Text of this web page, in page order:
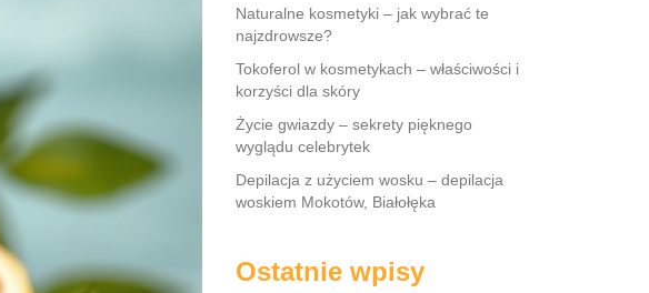
Naturalne kosmetyki – jak wybrać te
najzdrowsze?
Tokoferol w kosmetykach – właściwości i
korzyści dla skóry
Życie gwiazdy – sekrety pięknego
wyglądu celebrytek
Depilacja z użyciem wosku – depilacja
woskiem Mokotów, Białołęka
Ostatnie wpisy